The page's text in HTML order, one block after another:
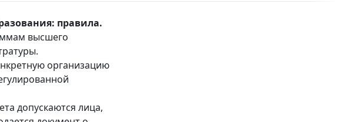
правила.
высшего
организацию
допускаются лица,